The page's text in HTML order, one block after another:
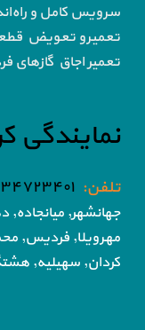
سرویس کامل و
تعمیرو تعویض
تعمیر اجاق گاز‌های
نمایندگی
تلفن: ۰۲۶۳۴۷۲۳۴۰۱
جهانشهر, میانجاده,
مهرویلا, فردیس,
کردان, سهیلیه,